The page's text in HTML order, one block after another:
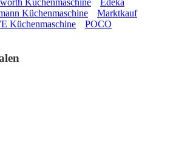
Küchenmaschine
Marktkauf
Küchenmaschine
POCO